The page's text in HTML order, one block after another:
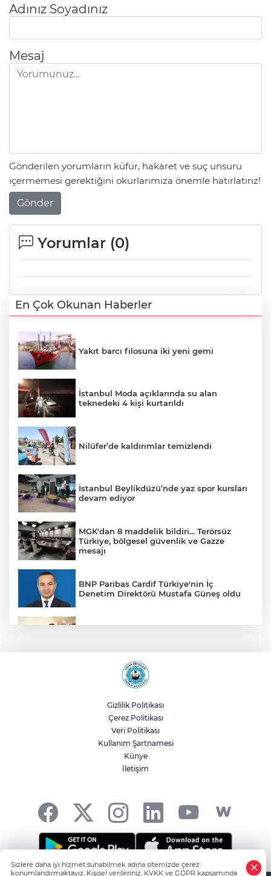
Adınız Soyadınız
Mesaj
Gönderilen yorumların küfür, hakaret ve suç unsuru
içermemesi gerektiğini okurlarımıza önemle hatırlatırız!
Gönder
Yorumlar (0)
En Çok Okunan Haberler
Yakıt barcı filosuna iki yeni gemi
İstanbul Moda açıklarında su alan
teknedeki 4 kişi kurtarıldı
Nilüfer’de kaldırımlar temizlendi
İstanbul Beylikdüzü’nde yaz spor kursları
devam ediyor
MGK'dan 8 maddelik bildiri... Terörsüz
Türkiye, bölgesel güvenlik ve Gazze
mesajı
BNP Paribas Cardif Türkiye'nin İç
Denetim Direktörü Mustafa Güneş oldu
Sakarya’da ücretsiz doğalgaza
kavuşacaklar
Yalova'da makine arızası yapan tanker
güvenli bölgeye çekildi
Eskişehir Büyükşehir’den kırsal
Gizlilik Politikası
Çerez Politikası
Veri Politikası
Kullanım Şartnamesi
Künye
İletişim
Sizlere daha iyi hizmet sunabilmek adına sitemizde çerez
konumlandırmaktayız. Kişisel verileriniz, KVKK ve GDPR kapsamında